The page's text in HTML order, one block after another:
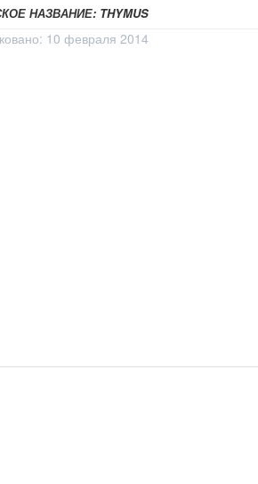
НАЗВАНИЕ: THYMUS
10 февраля 2014